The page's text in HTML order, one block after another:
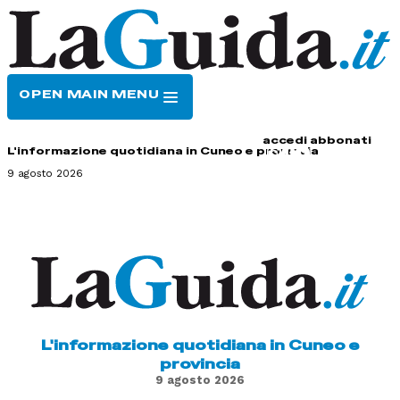
OPEN MAIN MENU
accedi abbonati
L'informazione quotidiana in Cuneo e provincia
9 agosto 2026
L'informazione quotidiana in Cuneo e
provincia
9 agosto 2026